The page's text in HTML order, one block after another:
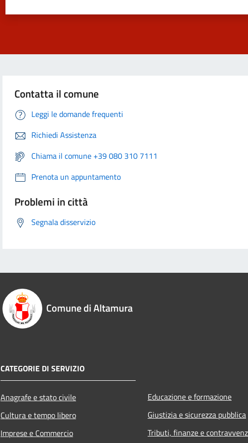
Contatta il comune
Leggi le domande frequenti
Richiedi Assistenza
Chiama il comune +39 080 310 7111
Prenota un appuntamento
Problemi in città
Segnala disservizio
Comune di Altamura
CATEGORIE DI SERVIZIO
Anagrafe e stato civile
Cultura e tempo libero
Imprese e Commercio
Educazione e formazione
Giustizia e sicurezza pubblica
Tributi, finanze e